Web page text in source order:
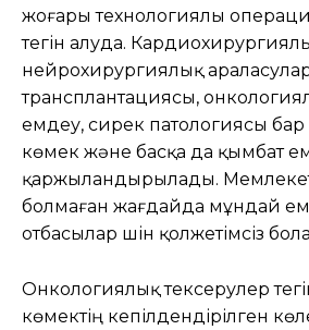
жоғары технологиялы
тегін алуда.
нейрохирургиялық
трансплантациясы,
емдеу, сирек патологиясы бар
көмек және басқа да қымбат ем
қаржыландырылады.
болмаған жағдайда мұндай ем
отбасылар үшін қолжетімсіз
Онкологиялық тексерулер
көмектің кепілдендірілген